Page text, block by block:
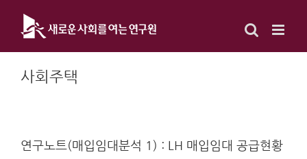
content
사회주택
연구노트(매입임대분석 1) : LH 매입임대 공급현황